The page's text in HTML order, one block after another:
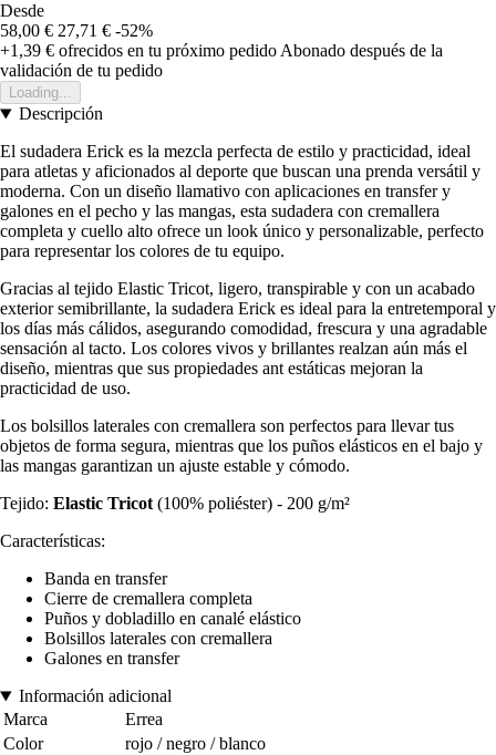
Desde
58,00 € 27,71 € -52%
+1,39 € ofrecidos en tu próximo pedido Abonado después de la
validación de tu pedido
Loading...
Descripción
El sudadera Erick es la mezcla perfecta de estilo y practicidad, ideal
para atletas y aficionados al deporte que buscan una prenda versátil y
moderna. Con un diseño llamativo con aplicaciones en transfer y
galones en el pecho y las mangas, esta sudadera con cremallera
completa y cuello alto ofrece un look único y personalizable, perfecto
para representar los colores de tu equipo.
Gracias al tejido Elastic Tricot, ligero, transpirable y con un acabado
exterior semibrillante, la sudadera Erick es ideal para la entretemporal y
los días más cálidos, asegurando comodidad, frescura y una agradable
sensación al tacto. Los colores vivos y brillantes realzan aún más el
diseño, mientras que sus propiedades ant estáticas mejoran la
practicidad de uso.
Los bolsillos laterales con cremallera son perfectos para llevar tus
objetos de forma segura, mientras que los puños elásticos en el bajo y
las mangas garantizan un ajuste estable y cómodo.
Tejido: Elastic Tricot (100% poliéster) - 200 g/m²
Características:
Banda en transfer
Cierre de cremallera completa
Puños y dobladillo en canalé elástico
Bolsillos laterales con cremallera
Galones en transfer
Información adicional
Marca
Errea
Color
rojo / negro / blanco